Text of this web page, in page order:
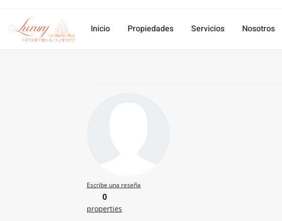
Inicio Propiedades Servicios Nosotros
Escribe una reseña
0
properties